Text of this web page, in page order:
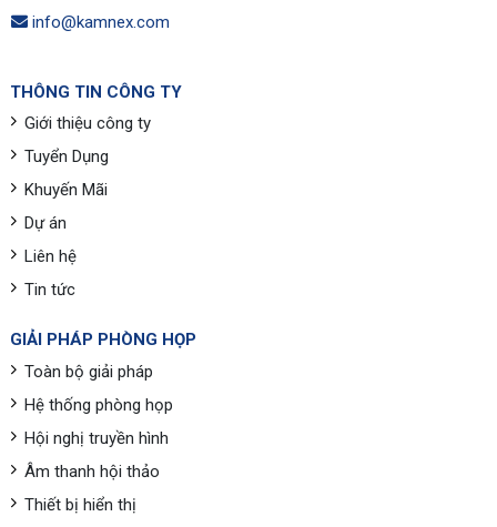
info@kamnex.com
THÔNG TIN CÔNG TY
Giới thiệu công ty
Tuyển Dụng
Khuyến Mãi
Dự án
Liên hệ
Tin tức
GIẢI PHÁP PHÒNG HỌP
Toàn bộ giải pháp
Hệ thống phòng họp
Hội nghị truyền hình
Âm thanh hội thảo
Thiết bị hiển thị